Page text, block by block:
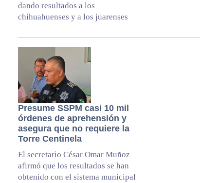
dando resultados a los
chihuahuenses y a los juarenses
Presume SSPM casi 10 mil
órdenes de aprehensión y
asegura que no requiere la
Torre Centinela
El secretario César Omar Muñoz
afirmó que los resultados se han
obtenido con el sistema municipal